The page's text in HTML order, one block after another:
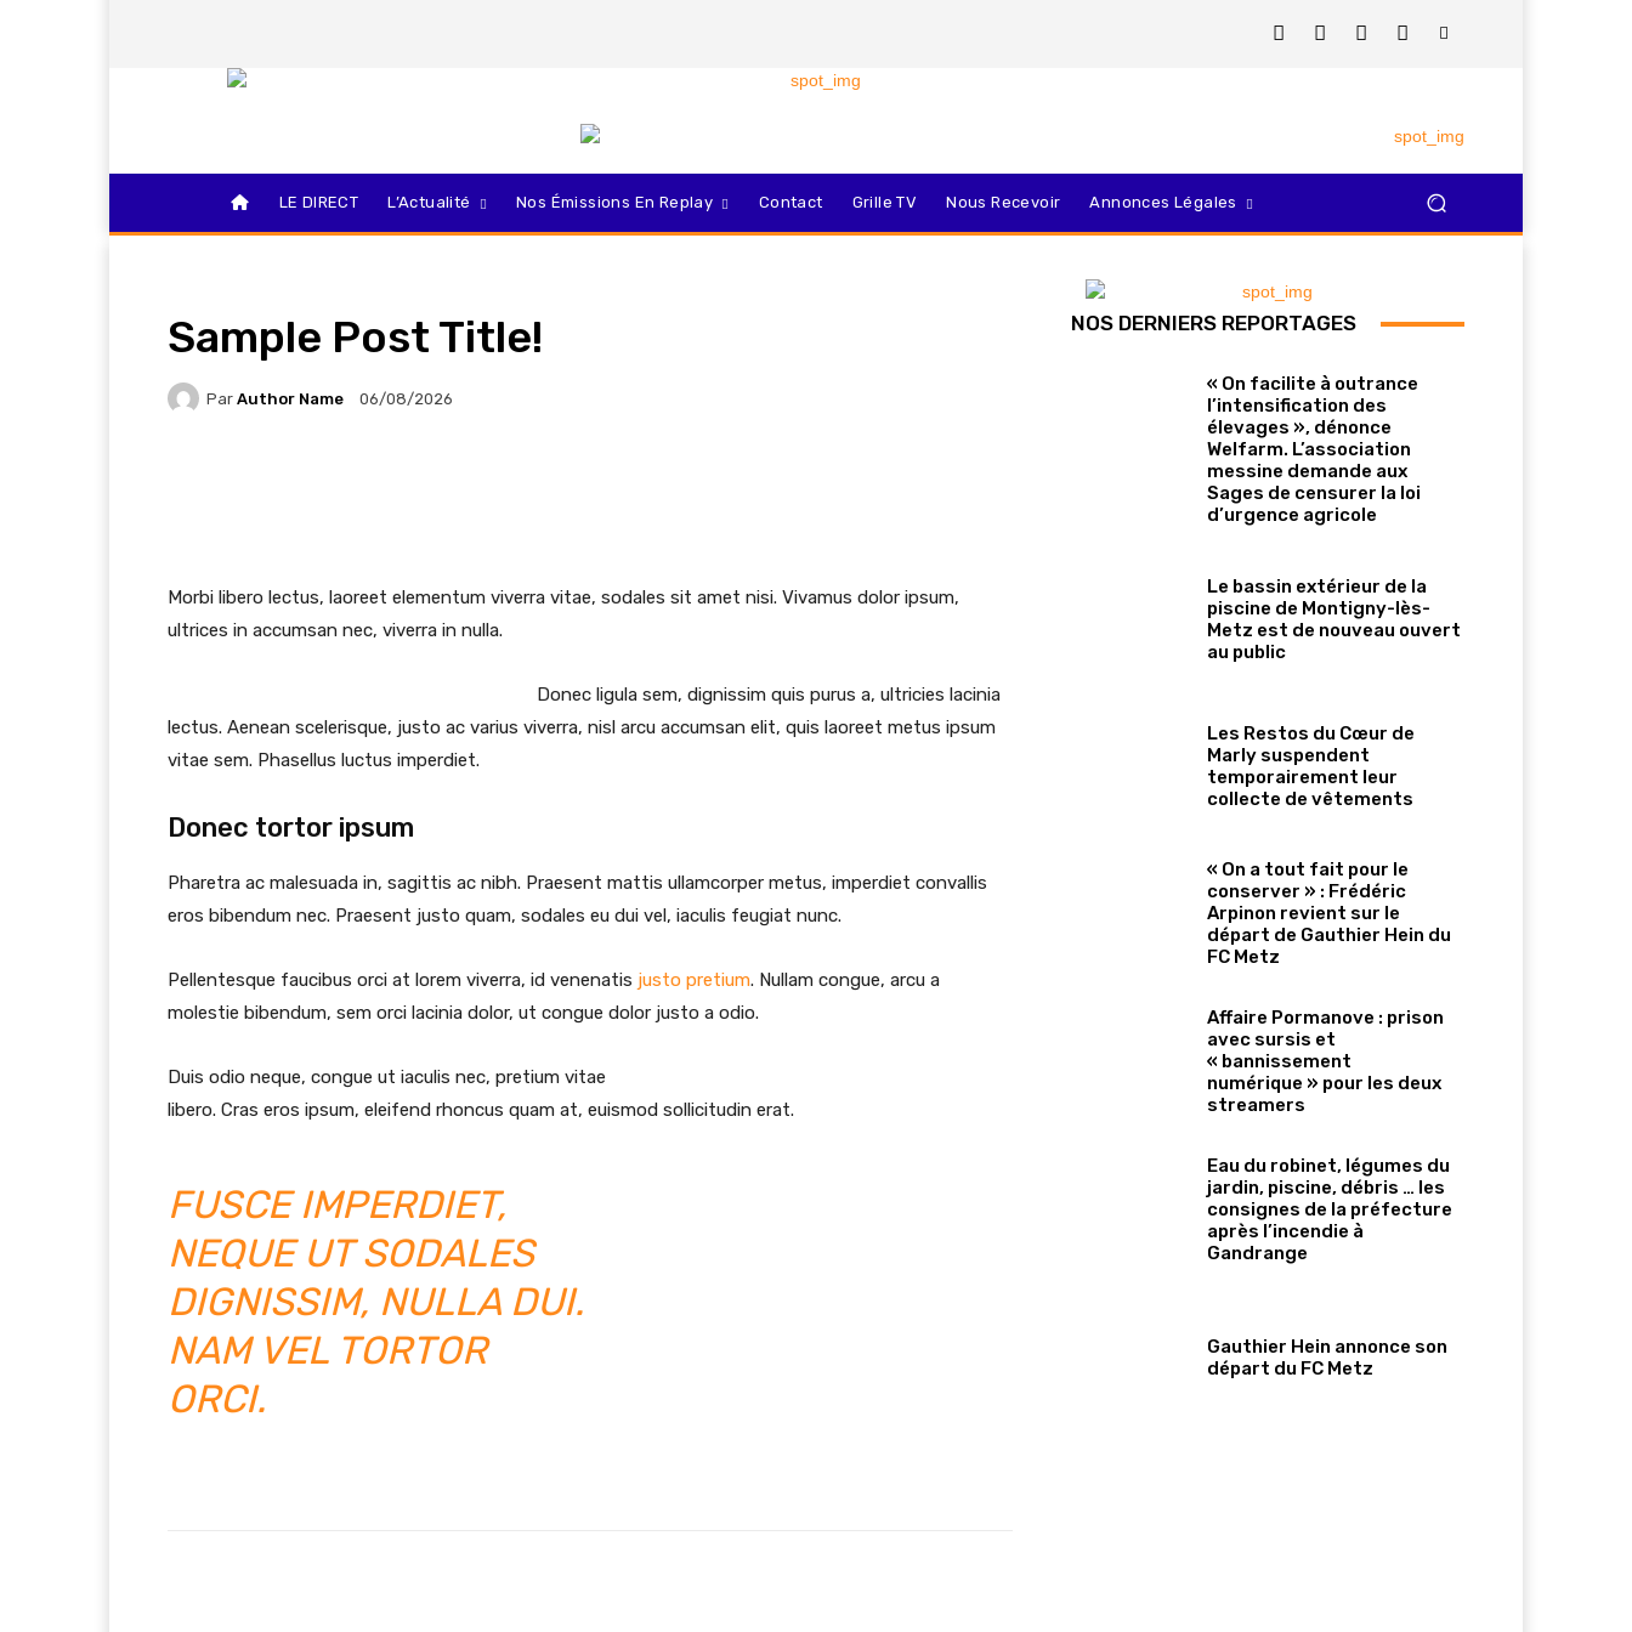
LE DIRECT L’Actualité Nos Émissions En Replay Contact Grille TV Nous Recevoir Annonces Légales
Sample Post Title!
Par Author Name 06/08/2026
ReddIt Email
Morbi libero lectus, laoreet elementum viverra vitae, sodales sit amet nisi. Vivamus dolor ipsum,
ultrices in accumsan nec, viverra in nulla.
Donec ligula sem, dignissim quis purus a, ultricies lacinia
lectus. Aenean scelerisque, justo ac varius viverra, nisl arcu accumsan elit, quis laoreet metus ipsum
vitae sem. Phasellus luctus imperdiet.
Donec tortor ipsum
Pharetra ac malesuada in, sagittis ac nibh. Praesent mattis ullamcorper metus, imperdiet convallis
eros bibendum nec. Praesent justo quam, sodales eu dui vel, iaculis feugiat nunc.
Pellentesque faucibus orci at lorem viverra, id venenatis justo pretium. Nullam congue, arcu a
molestie bibendum, sem orci lacinia dolor, ut congue dolor justo a odio.
Duis odio neque, congue ut iaculis nec, pretium vitae
libero. Cras eros ipsum, eleifend rhoncus quam at, euismod sollicitudin erat.
FUSCE IMPERDIET,
NEQUE UT SODALES
DIGNISSIM, NULLA DUI.
NAM VEL TORTOR
ORCI.
NOS DERNIERS REPORTAGES
« On facilite à outrance
l’intensification des
élevages », dénonce
Welfarm. L’association
messine demande aux
Sages de censurer la loi
d’urgence agricole
Le bassin extérieur de la
piscine de Montigny-lès-
Metz est de nouveau ouvert
au public
Les Restos du Cœur de
Marly suspendent
temporairement leur
collecte de vêtements
« On a tout fait pour le
conserver » : Frédéric
Arpinon revient sur le
départ de Gauthier Hein du
FC Metz
Affaire Pormanove : prison
avec sursis et
« bannissement
numérique » pour les deux
streamers
Eau du robinet, légumes du
jardin, piscine, débris … les
consignes de la préfecture
après l’incendie à
Gandrange
Gauthier Hein annonce son
départ du FC Metz